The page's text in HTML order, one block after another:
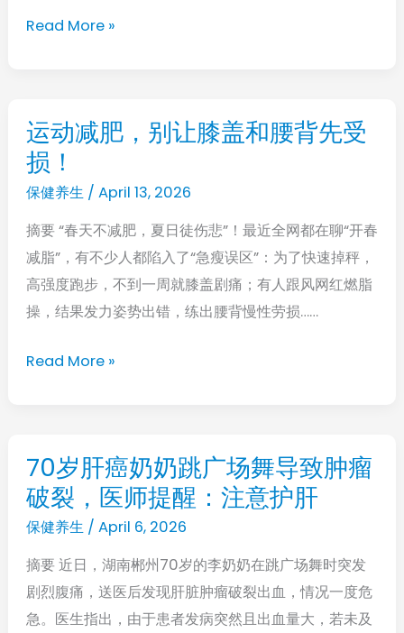
占
招
真
的
有
用
Read More »
运动减肥，别让膝盖和腰背先受
损！
保健养生 / April 13, 2026
摘要 “春天不减肥，夏日徒伤悲”！最近全网都在聊“开春
减脂”，有不少人都陷入了“急瘦误区”：为了快速掉秤，
高强度跑步，不到一周就膝盖剧痛；有人跟风网红燃脂
操，结果发力姿势出错，练出腰背慢性劳损……
运
动
减
别
让
膝
盖
腰
受
损！
Read More »
70岁肝癌奶奶跳广场舞导致肿瘤
破裂，医师提醒：注意护肝
保健养生/ April 6, 2026
摘要 近日，湖南郴州70岁的李奶奶在跳广场舞时突发
剧烈腹痛，送医后发现肝脏肿瘤破裂出血，情况一度危
急。医生指出，由于患者发病突然且出血量大，若未及
70
岁
肝
奶
奶
跳